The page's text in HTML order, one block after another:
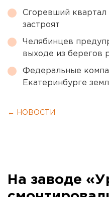
Сгоревший
застроят
Челябинцев
выходе из берегов
Федеральные
Екатеринбурге
← НОВОСТИ
На заводе